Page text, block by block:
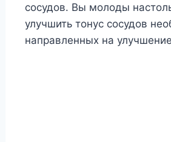
сосудов. Вы молоды
улучшить тонус сосудов
направленных на